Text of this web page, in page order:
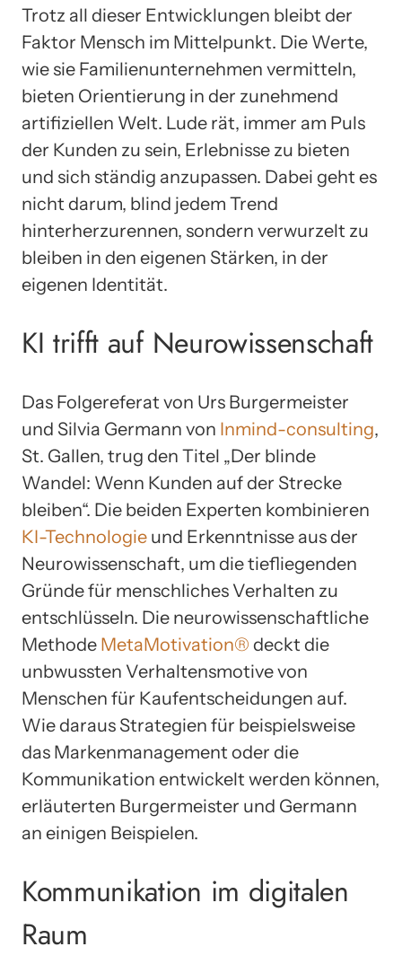
Trotz all dieser Entwicklungen bleibt der
Faktor Mensch im Mittelpunkt. Die Werte,
wie sie Familienunternehmen vermitteln,
bieten Orientierung in der zunehmend
artifiziellen Welt. Lude rät, immer am Puls
der Kunden zu sein, Erlebnisse zu bieten
und sich ständig anzupassen. Dabei geht es
nicht darum, blind jedem Trend
hinterherzurennen, sondern verwurzelt zu
bleiben in den eigenen Stärken, in der
eigenen Identität.
KI trifft auf Neurowissenschaft
Das Folgereferat von Urs Burgermeister
und Silvia Germann von Inmind-consulting,
St. Gallen, trug den Titel „Der blinde
Wandel: Wenn Kunden auf der Strecke
bleiben“. Die beiden Experten kombinieren
KI-Technologie und Erkenntnisse aus der
Neurowissenschaft, um die tiefliegenden
Gründe für menschliches Verhalten zu
entschlüsseln. Die neurowissenschaftliche
Methode MetaMotivation® deckt die
unbwussten Verhaltensmotive von
Menschen für Kaufentscheidungen auf.
Wie daraus Strategien für beispielsweise
das Markenmanagement oder die
Kommunikation entwickelt werden können,
erläuterten Burgermeister und Germann
an einigen Beispielen.
Kommunikation im digitalen
Raum